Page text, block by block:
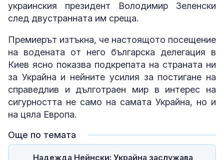
украинския президент Володимир Зеленски
след двустранната им среща.
Премиерът изтъкна, че настоящото посещение
на водената от него българска делегация в
Киев ясно показва подкрепата на страната ни
за Украйна и нейните усилия за постигане на
справедлив и дълготраен мир в интерес на
сигурността не само на самата Украйна, но и
на цяла Европа.
Още по темата
Надежда Нейнски: Украйна заслужава